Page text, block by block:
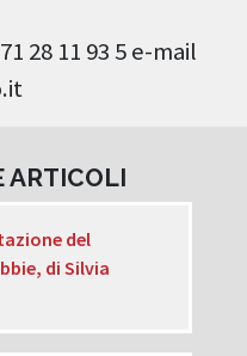
28 11 93 5 e-mail
ARTICOLI
del
di Silvia